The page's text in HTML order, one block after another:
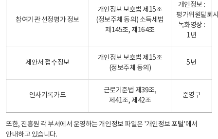
참여기관 선정평가 정보
개인정보 보호법 제15조
(정보주체 동의) 소득세법
제145조, 제164조
개인정보 :
평가위원탈퇴
녹화영상 :
1년
제안서 접수정보
개인정보 보호법 제15조
(정보주체 동의)
5년
인사기록카드
근로기준법 제39조,
제41조, 제42조
준영구
또한, 진흥원 각 부서에서 운영하는 개인정보 파일은 '개인정보 포털'에서
안내하고 있습니다.